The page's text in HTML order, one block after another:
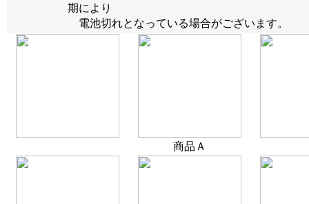
期により
電池切れとなっている場合がございます。
商品Ａ